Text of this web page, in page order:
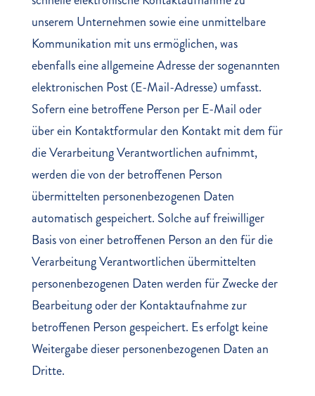
unserem Unternehmen sowie eine unmittelbare
Kommunikation mit uns ermöglichen, was
ebenfalls eine allgemeine Adresse der sogenannten
elektronischen Post (E-Mail-Adresse) umfasst.
Sofern eine betroffene Person per E-Mail oder
über ein Kontaktformular den Kontakt mit dem für
die Verarbeitung Verantwortlichen aufnimmt,
werden die von der betroffenen Person
übermittelten personenbezogenen Daten
automatisch gespeichert. Solche auf freiwilliger
Basis von einer betroffenen Person an den für die
Verarbeitung Verantwortlichen übermittelten
personenbezogenen Daten werden für Zwecke der
Bearbeitung oder der Kontaktaufnahme zur
betroffenen Person gespeichert. Es erfolgt keine
Weitergabe dieser personenbezogenen Daten an
Dritte.